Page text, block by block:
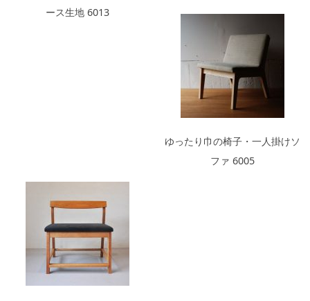
ース生地 6013
ゆったり巾の椅子・一人掛けソ
ファ 6005